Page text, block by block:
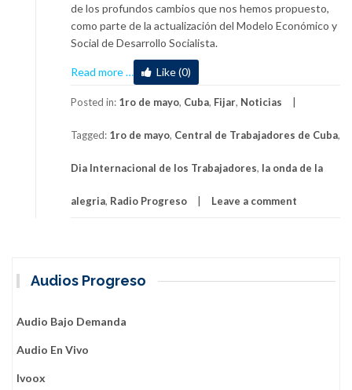
de los profundos cambios que nos hemos propuesto,
como parte de la actualización del Modelo Económico y
Social de Desarrollo Socialista.
Read more
about
Convocatoria
al
de
Una
viva,
… Like (0)
Posted in: 1ro de mayo, Cuba, Fijar, Noticias
Tagged: 1ro de mayo, Central de Trabajadores de Cuba,
Dia Internacional de los Trabajadores, la onda de la
alegria, Radio Progreso Leave a comment
Audios Progreso
Audio Bajo Demanda
Audio En Vivo
Ivoox